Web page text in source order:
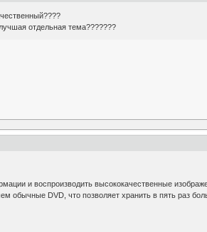
отдельная тема???????
и воспроизводить высококачественные
обычные DVD, что позволяет хранить в пять раз